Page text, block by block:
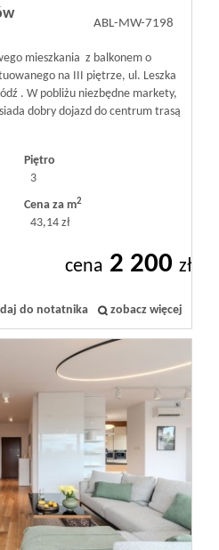
Działki
Lokale
Notatnik
Oferty
inwestora
ABL-MW-7198
mieszkania z balkonem o
na III piętrze, ul. Leszka
. W pobliżu niezbędne markety,
dobry dojazd do centrum trasą
Piętro
3
Cena za m2
43,14 zł
cena 2 200 zł
do notatnika zobacz więcej